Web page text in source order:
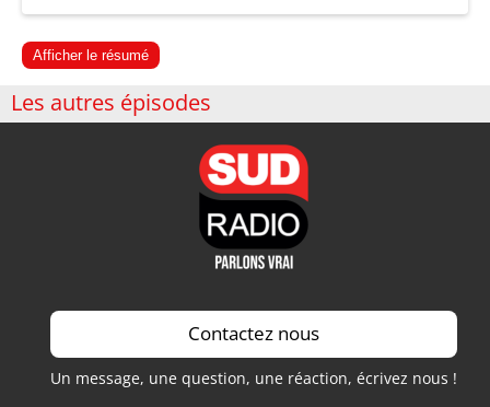
Afficher le résumé
Les autres épisodes
Contactez nous
Un message, une question, une réaction, écrivez nous !